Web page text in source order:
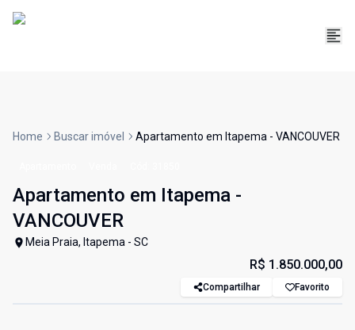
Home Buscar imóvel Apartamento em Itapema - VANCOUVER
Apartamento em Itapema -
VANCOUVER
Meia Praia, Itapema - SC
R$ 1.850.000,00
Compartilhar Favorito